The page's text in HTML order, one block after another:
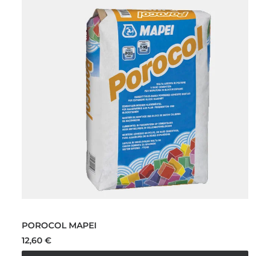
POROCOL MAPEI
12,60 €